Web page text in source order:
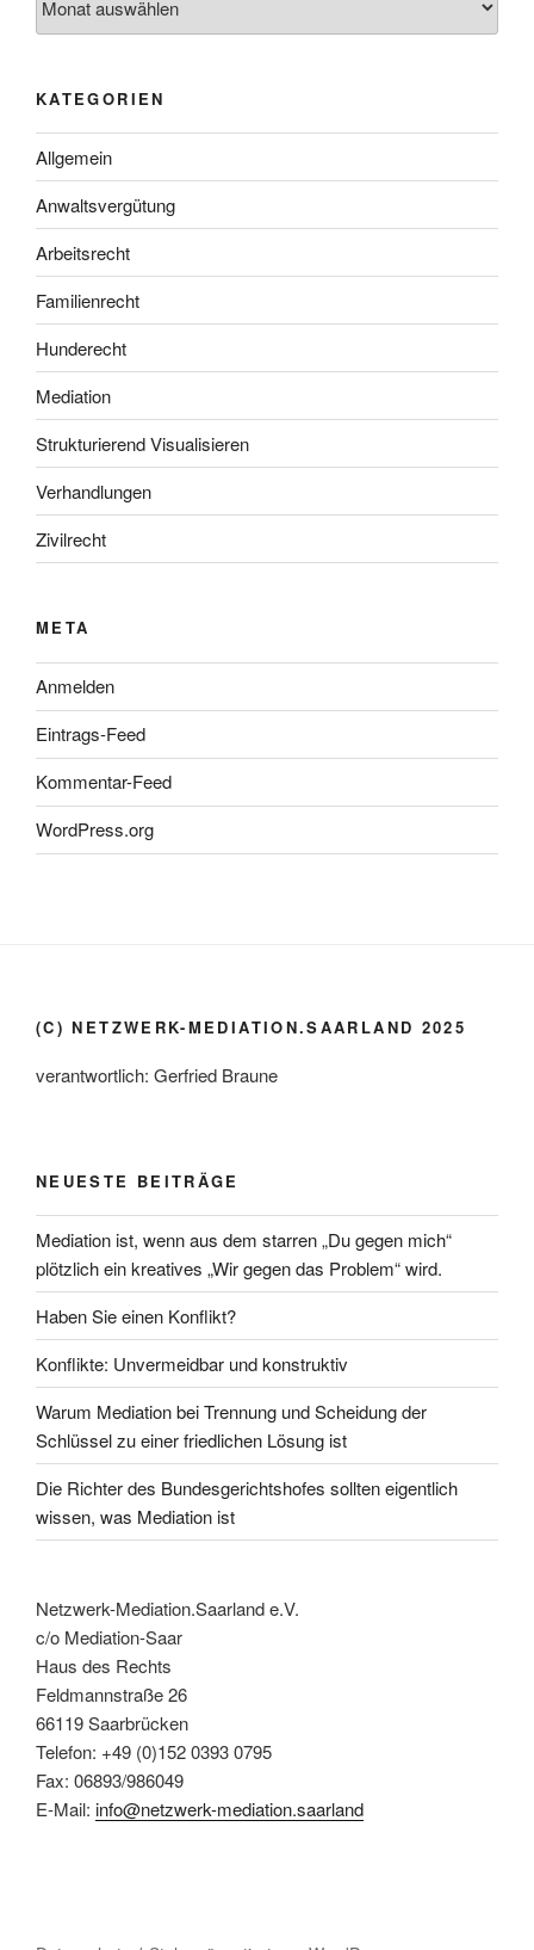
KATEGORIEN
Allgemein
Anwaltsvergütung
Arbeitsrecht
Familienrecht
Hunderecht
Mediation
Strukturierend Visualisieren
Verhandlungen
Zivilrecht
META
Anmelden
Eintrags-Feed
Kommentar-Feed
WordPress.org
(C) NETZWERK-MEDIATION.SAARLAND 2025
verantwortlich: Gerfried Braune
NEUESTE BEITRÄGE
Mediation ist, wenn aus dem starren „Du gegen mich“
plötzlich ein kreatives „Wir gegen das Problem“ wird.
Haben Sie einen Konflikt?
Konflikte: Unvermeidbar und konstruktiv
Warum Mediation bei Trennung und Scheidung der
Schlüssel zu einer friedlichen Lösung ist
Die Richter des Bundesgerichtshofes sollten eigentlich
wissen, was Mediation ist
Netzwerk-Mediation.Saarland e.V.
c/o Mediation-Saar
Haus des Rechts
Feldmannstraße 26
66119 Saarbrücken
Telefon: +49 (0)152 0393 0795
Fax: 06893/986049
E-Mail: info@netzwerk-mediation.saarland